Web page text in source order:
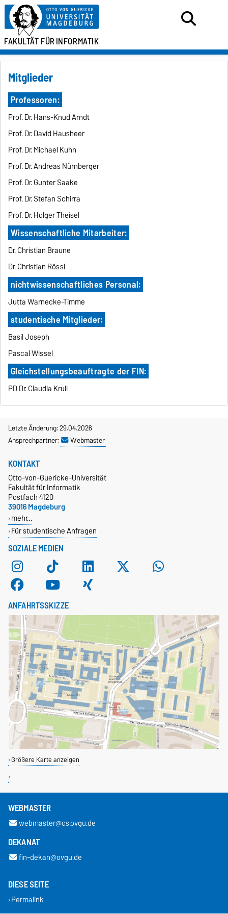
FAKULTÄT FÜRINFORMATIK
Mitglieder
Professoren:
Prof. Dr. Hans-Knud Arndt
Prof. Dr. David Hausheer
Prof. Dr. Michael Kuhn
Prof. Dr. Andreas Nürnberger
Prof. Dr. Gunter Saake
Prof. Dr. Stefan Schirra
Prof. Dr. Holger Theisel
Wissenschaftliche Mitarbeiter:
Dr. Christian Braune
Dr. Christian Rössl
nichtwissenschaftliches Personal:
Jutta Warnecke-Timme
studentische Mitglieder:
Basil Joseph
Pascal Wissel
Gleichstellungsbeauftragte der FIN:
PD Dr. Claudia Krull
Letzte Änderung: 29.04.2026
Ansprechpartner:
Webmaster
SOZIALE MEDIEN
KONTAKT
Otto-von-Guericke-Universität
Fakultät für Informatik
Postfach 4120
39016 Magdeburg
mehr…
Für studentische Anfragen
ANFAHRTSSKIZZE
Größere Karte anzeigen
WEBMASTER
webmaster@cs.ovgu.de
DEKANAT
fin-dekan@ovgu.de
DIESE SEITE
Permalink